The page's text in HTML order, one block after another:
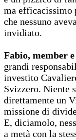
ma efficacissimo
che nessuno
invidiato.
Fabio, member
grandi
investito
Svizzero. Niente
direttamente un
missione di
E, diciamolo,
a metà con la